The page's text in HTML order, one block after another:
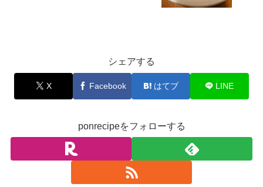
シェアする
X Facebook はてブ LINE
ponrecipeをフォローする